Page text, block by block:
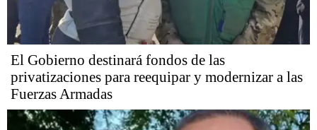
El Gobierno destinará fondos de las
privatizaciones para reequipar y modernizar a las
Fuerzas Armadas